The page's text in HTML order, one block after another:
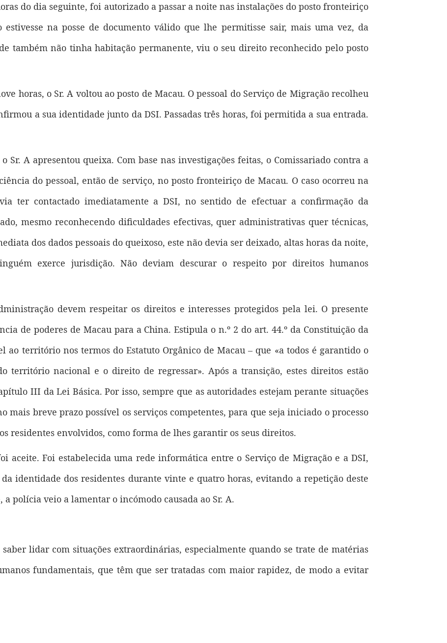
do dia seguinte, foi autorizado a passar a noite nas instalações do posto fronteiriço
na posse de documento válido que lhe permitisse sair, mais uma vez, da
também não tinha habitação permanente, viu o seu direito reconhecido pelo posto
horas, o Sr. A voltou ao posto de Macau. O pessoal do Serviço de Migração recolheu
a sua identidade junto da DSI. Passadas três horas, foi permitida a sua entrada.
Sr. A apresentou queixa. Com base nas investigações feitas, o Comissariado contra a
do pessoal, então de serviço, no posto fronteiriço de Macau. O caso ocorreu na
ter contactado imediatamente a DSI, no sentido de efectuar a confirmação da
mesmo reconhecendo dificuldades efectivas, quer administrativas quer técnicas,
dos dados pessoais do queixoso, este não devia ser deixado, altas horas da noite,
exerce jurisdição. Não deviam descurar o respeito por direitos humanos
devem respeitar os direitos e interesses protegidos pela lei. O presente
de poderes de Macau para a China. Estipula o n.º 2 do art. 44.º da Constituição da
ao território nos termos do Estatuto Orgânico de Macau – que «a todos é garantido o
território nacional e o direito de regressar». Após a transição, estes direitos estão
III da Lei Básica. Por isso, sempre que as autoridades estejam perante situações
mais breve prazo possível os serviços competentes, para que seja iniciado o processo
residentes envolvidos, como forma de lhes garantir os seus direitos.
aceite. Foi estabelecida uma rede informática entre o Serviço de Migração e a DSI,
identidade dos residentes durante vinte e quatro horas, evitando a repetição deste
polícia veio a lamentar o incómodo causada ao Sr. A.
saber lidar com situações extraordinárias, especialmente quando se trate de matérias
fundamentais, que têm que ser tratadas com maior rapidez, de modo a evitar